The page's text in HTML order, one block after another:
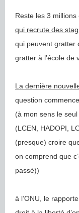
Reste les 3 millions
qui recrute des
qui peuvent
gratter à l’école
La dernière
question
(à mon sens le
(LCEN, HADOPI,
(presque) croire
on comprend que
passé))
à l’ONU, le